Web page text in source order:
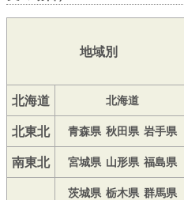
地域別
北海道
北海道
北東北
青森県 秋田県 岩手県
南東北
宮城県 山形県 福島県
茨城県 栃木県 群馬県